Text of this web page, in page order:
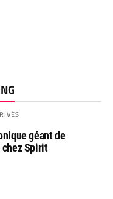
géant de
Spirit